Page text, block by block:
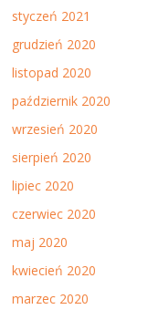
styczeń 2021
grudzień 2020
listopad 2020
październik 2020
wrzesień 2020
sierpień 2020
lipiec 2020
czerwiec 2020
maj 2020
kwiecień 2020
marzec 2020